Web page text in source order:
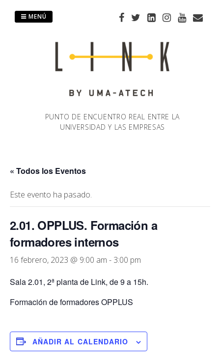
PUNTO DE ENCUENTRO REAL ENTRE LA
UNIVERSIDAD Y LAS EMPRESAS
MENÚ
« Todos los Eventos
Este evento ha pasado.
2.01. OPPLUS. Formación a
formadores internos
16 febrero, 2023 @ 9:00 am - 3:00 pm
Sala 2.01, 2ª planta de Link, de 9 a 15h.
Formación de formadores OPPLUS
AÑADIR AL CALENDARIO